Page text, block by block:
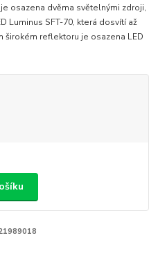
osazena dvěma světelnými zdroji,
Luminus SFT-70, která dosvítí až
širokém reflektoru je osazena LED